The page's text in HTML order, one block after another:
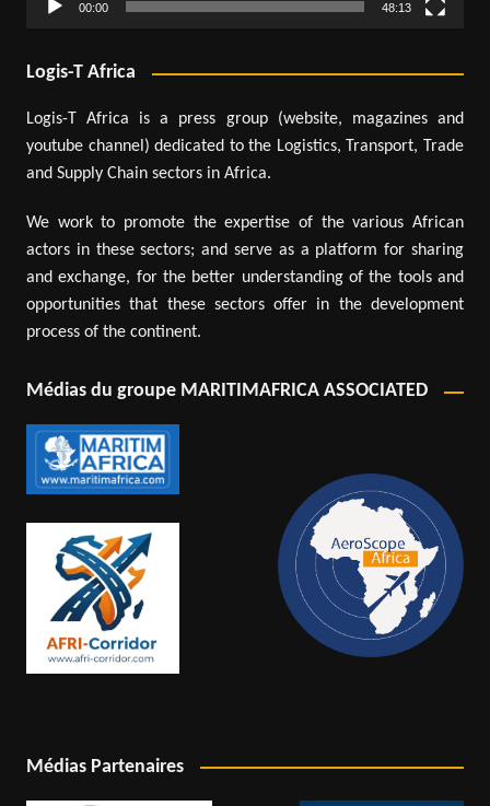
00:00 48:13
Logis-T Africa
Logis-T Africa is a press group (website, magazines and
youtube channel) dedicated to the Logistics, Transport, Trade
and Supply Chain sectors in Africa.
We work to promote the expertise of the various African
actors in these sectors; and serve as a platform for sharing
and exchange, for the better understanding of the tools and
opportunities that these sectors offer in the development
process of the continent.
Médias du groupe MARITIMAFRICA ASSOCIATED
Médias Partenaires